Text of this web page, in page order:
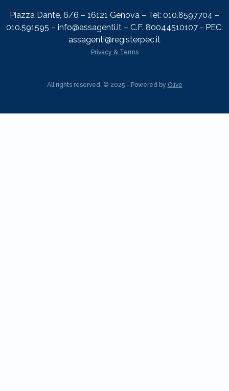
Piazza Dante, 6/6 – 16121 Genova – Tel: 010.8597704 –
010.591595 – info@assagenti.it – C.F. 80044510107 - PEC:
assagenti@registerpec.it
Privacy & Terms
All rights reserved. © 2025 - Powered by Olive